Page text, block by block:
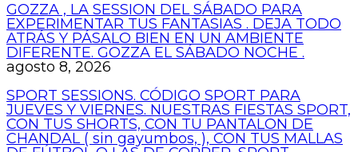
GOZZA , LA SESSION DEL SÁBADO PARA
EXPERIMENTAR TUS FANTASIAS . DEJA TODO
ATRÁS Y PÁSALO BIEN EN UN AMBIENTE
DIFERENTE. GOZZA EL SÁBADO NOCHE .
agosto 8, 2026
SPORT SESSIONS. CÓDIGO SPORT PARA
JUEVES Y VIERNES. NUESTRAS FIESTAS SPORT,
CON TUS SHORTS, CON TU PANTALON DE
CHANDAL ( sin gayumbos, ), CON TUS MALLAS